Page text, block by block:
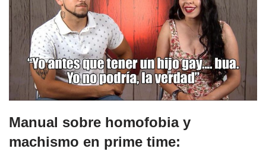
Manual sobre homofobia y
machismo en prime time: